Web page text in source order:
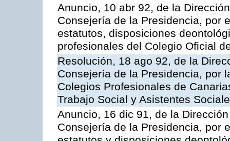
Anuncio, 10 abr 92, de la
Consejería de la Presidencia, por
estatutos, disposiciones
profesionales del Colegio Oficial
Resolución, 18 ago 92, de la
Consejería de la Presidencia, por
Colegios Profesionales de
Trabajo Social y Asistentes
Anuncio, 16 dic 91, de la
Consejería de la Presidencia, por